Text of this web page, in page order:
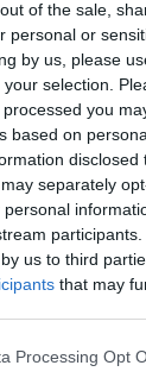
of the sale,
personal or
by us, please
selection.
you
based on
separately
us to third
that may
website/app
Processing Opt
időn
hozhatnak a
kész
új